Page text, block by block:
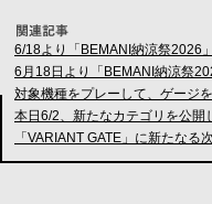
6/18より「BEMANI納涼祭2026
6月18日より「BEMANI納涼祭
対象機種をプレーして、ゲージ
本日6/2、新たなカテゴリを公開
「VARIANT GATE」に新たな